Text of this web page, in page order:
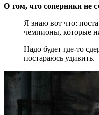
О том, что соперники не
Я знаю вот что:
чемпионы, которые
Надо будет где-то
постараюсь удивить.